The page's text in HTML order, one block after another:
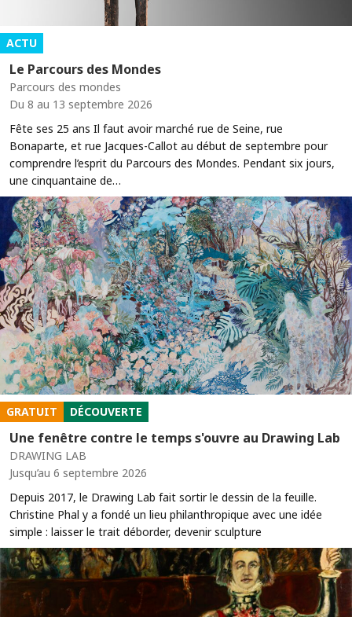
ACTU
Le Parcours des Mondes
Parcours des mondes
Du 8 au 13 septembre 2026
Fête ses 25 ans Il faut avoir marché rue de Seine, rue
Bonaparte, et rue Jacques-Callot au début de septembre pour
comprendre l’esprit du Parcours des Mondes. Pendant six jours,
une cinquantaine de…
GRATUIT DÉCOUVERTE
Une fenêtre contre le temps s'ouvre au Drawing Lab
DRAWING LAB
Jusqu’au 6 septembre 2026
Depuis 2017, le Drawing Lab fait sortir le dessin de la feuille.
Christine Phal y a fondé un lieu philanthropique avec une idée
simple : laisser le trait déborder, devenir sculpture